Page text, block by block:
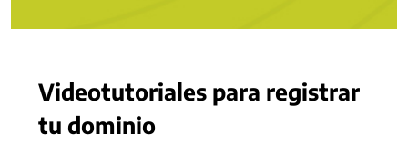
Videotutoriales para registrar
tu dominio